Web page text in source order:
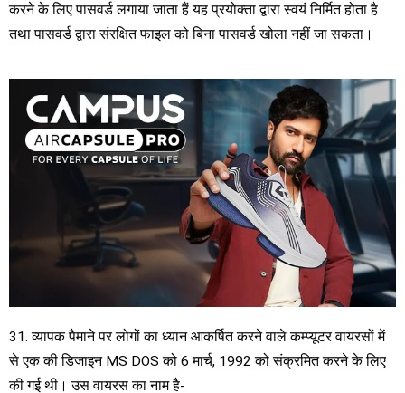
करने के लिए पासवर्ड लगाया जाता हैं यह प्रयोक्ता द्वारा स्वयं निर्मित होता है
तथा पासवर्ड द्वारा संरक्षित फाइल को बिना पासवर्ड खोला नहीं जा सकता।
31. व्यापक पैमाने पर लोगों का ध्यान आकर्षित करने वाले कम्प्यूटर वायरसों में
से एक की डिजाइन MS DOS को 6 मार्च, 1992 को संक्रमित करने के लिए
की गई थी। उस वायरस का नाम है-